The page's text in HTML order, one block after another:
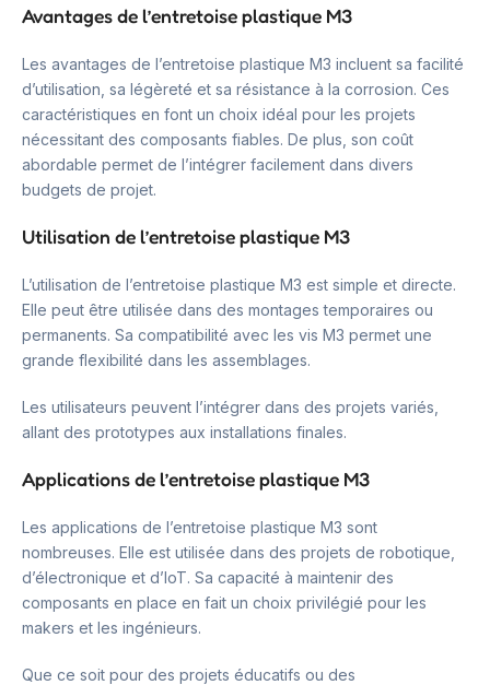
Avantages de l’entretoise plastique M3
Les avantages de l’entretoise plastique M3 incluent sa facilité
d’utilisation, sa légèreté et sa résistance à la corrosion. Ces
caractéristiques en font un choix idéal pour les projets
nécessitant des composants fiables. De plus, son coût
abordable permet de l’intégrer facilement dans divers
budgets de projet.
Utilisation de l’entretoise plastique M3
L’utilisation de l’entretoise plastique M3 est simple et directe.
Elle peut être utilisée dans des montages temporaires ou
permanents. Sa compatibilité avec les vis M3 permet une
grande flexibilité dans les assemblages.
Les utilisateurs peuvent l’intégrer dans des projets variés,
allant des prototypes aux installations finales.
Applications de l’entretoise plastique M3
Les applications de l’entretoise plastique M3 sont
nombreuses. Elle est utilisée dans des projets de robotique,
d’électronique et d’IoT. Sa capacité à maintenir des
composants en place en fait un choix privilégié pour les
makers et les ingénieurs.
Que ce soit pour des projets éducatifs ou des